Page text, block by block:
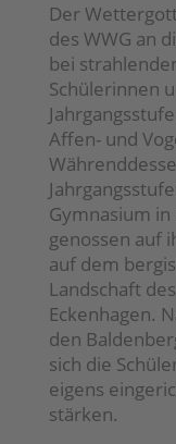
Der
des WWG an
bei
Schülerinnen
Affen- und
Gymnasium
genossen auf
auf dem
Landschaft
Eckenhagen.
den
sich die
eigens
stärken.